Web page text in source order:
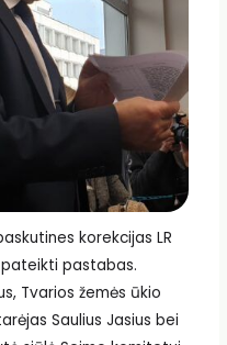
korekcijas LR
pateikti pastabas.
Tvarios žemės ūkio
Saulius Jasius bei